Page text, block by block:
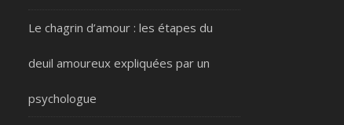
Le chagrin d’amour : les étapes du
deuil amoureux expliquées par un
psychologue